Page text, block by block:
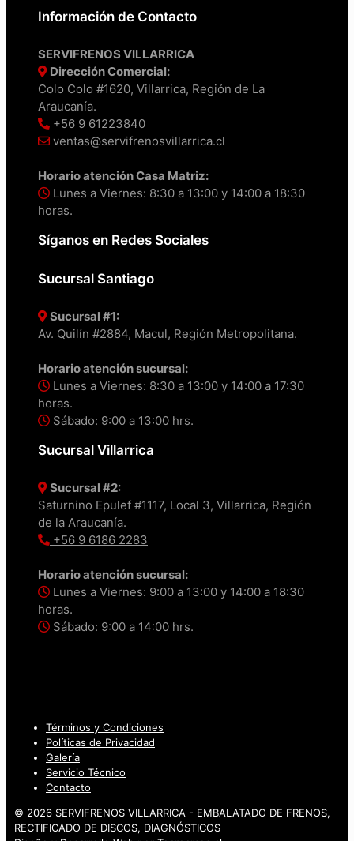
Información de Contacto
SERVIFRENOS VILLARRICA
Dirección Comercial:
Colo Colo #1620, Villarrica, Región de La
Araucanía.
+56 9 61223840
ventas@servifrenosvillarrica.cl
Horario atención Casa Matriz:
Lunes a Viernes: 8:30 a 13:00 y 14:00 a 18:30
horas.
Síganos en Redes Sociales
Sucursal Santiago
Sucursal #1:
Av. Quilín #2884, Macul, Región Metropolitana.
Horario atención sucursal:
Lunes a Viernes: 8:30 a 13:00 y 14:00 a 17:30
horas.
Sábado: 9:00 a 13:00 hrs.
Sucursal Villarrica
Sucursal #2:
Saturnino Epulef #1117, Local 3, Villarrica, Región
de la Araucanía.
+56 9 6186 2283
Horario atención sucursal:
Lunes a Viernes: 9:00 a 13:00 y 14:00 a 18:30
horas.
Sábado: 9:00 a 14:00 hrs.
Términos y Condiciones
Políticas de Privacidad
Galería
Servicio Técnico
Contacto
© 2026 SERVIFRENOS VILLARRICA - EMBALATADO DE FRENOS,
RECTIFICADO DE DISCOS, DIAGNÓSTICOS